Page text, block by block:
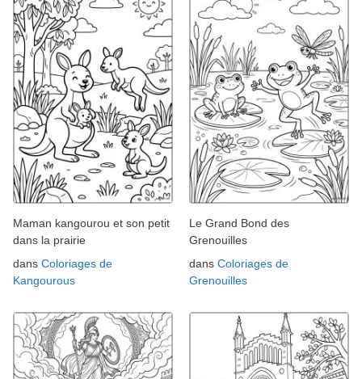
Maman kangourou et son petit
dans la prairie
dans Coloriages de
Kangourous
Le Grand Bond des
Grenouilles
dans Coloriages de
Grenouilles